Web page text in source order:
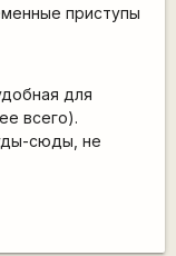
приступы
для
всего).
сюды, не